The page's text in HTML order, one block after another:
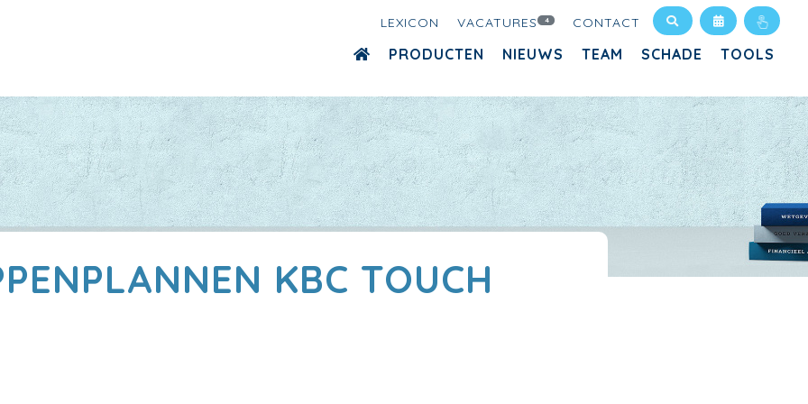
LEXICON VACATURES 4 CONTACT
PRODUCTEN NIEUWS TEAM SCHADE TOOLS
KBC TOUCH